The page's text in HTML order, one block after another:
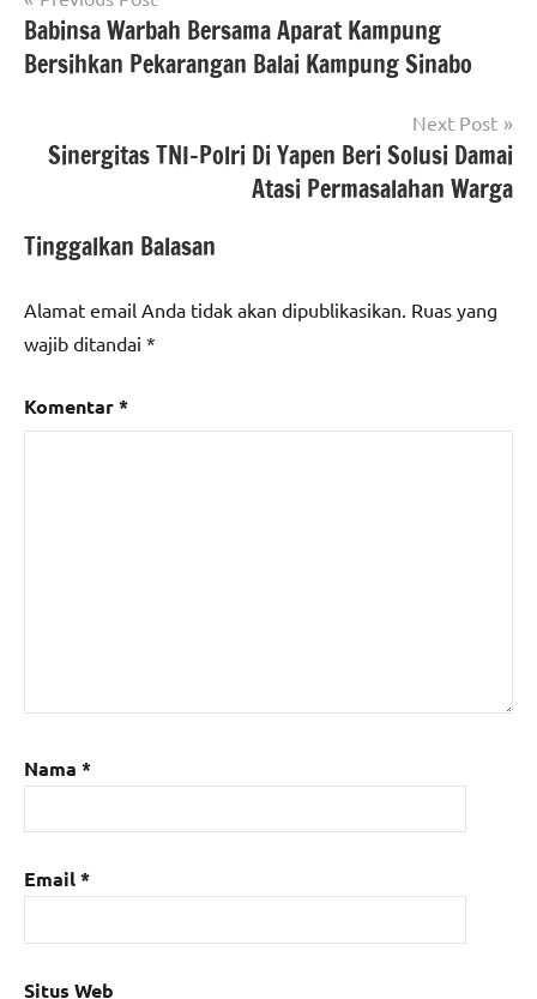
pos
Babinsa Warbah Bersama Aparat Kampung
Bersihkan Pekarangan Balai Kampung Sinabo
Next Post
Sinergitas TNI-Polri Di Yapen Beri Solusi Damai
Atasi Permasalahan Warga
Tinggalkan Balasan
Alamat email Anda tidak akan dipublikasikan. Ruas yang
wajib ditandai *
Komentar*
Nama *
Email*
Situs Web